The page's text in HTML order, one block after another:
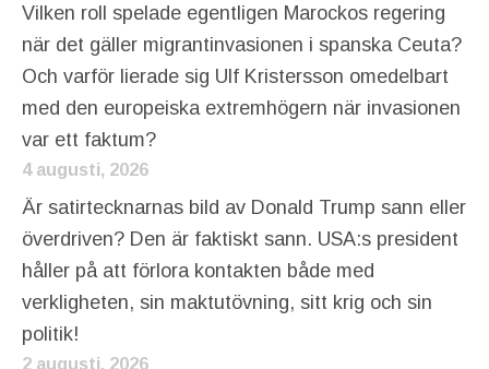
Vilken roll spelade egentligen Marockos regering
när det gäller migrantinvasionen i spanska Ceuta?
Och varför lierade sig Ulf Kristersson omedelbart
med den europeiska extremhögern när invasionen
var ett faktum?
4 augusti, 2026
Är satirtecknarnas bild av Donald Trump sann eller
överdriven? Den är faktiskt sann. USA:s president
håller på att förlora kontakten både med
verkligheten, sin maktutövning, sitt krig och sin
politik!
2 augusti, 2026